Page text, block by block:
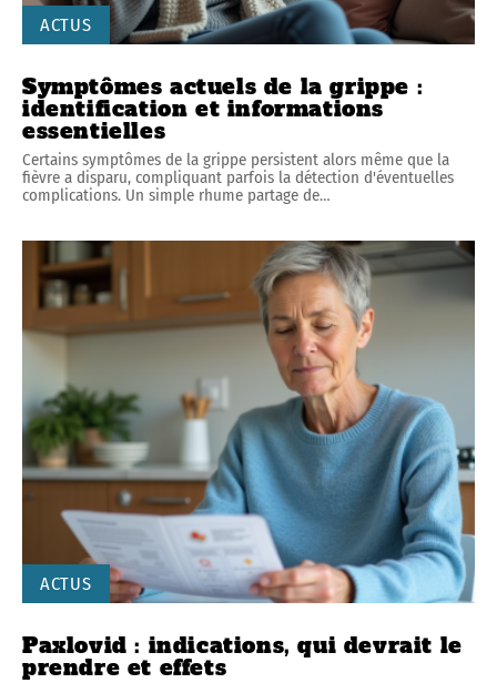
ACTUS
Symptômes actuels de la grippe :
identification et informations
essentielles
Certains symptômes de la grippe persistent alors même que la
fièvre a disparu, compliquant parfois la détection d'éventuelles
complications. Un simple rhume partage de…
ACTUS
Paxlovid : indications, qui devrait le
prendre et effets